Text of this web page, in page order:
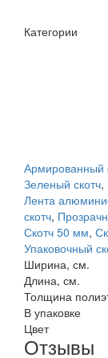
Категории
Армированный
Зеленый скотч,
Лента
скотч,
Скотч 50 мм,
Упаковочный
Ширина, см.
Длина, см.
Толщина
В упаковке
Цвет
Отзывы